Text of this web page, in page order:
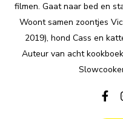
filmen. Gaat naar bed en
Woont samen zoontjes
2019), hond Cass en
Auteur van acht